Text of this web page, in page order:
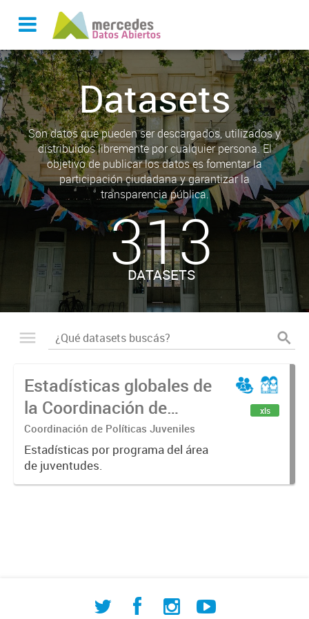
Datasets
Son datos que pueden ser descargados, utilizados y
distribuidos libremente por cualquier persona. El
objetivo de publicar los datos es fomentar la
participación ciudadana y garantizar la
transparencia pública.
313
DATASETS
Estadísticas globales de
la Coordinación de
Políticas Juveniles
Coordinación de Políticas Juveniles
Estadísticas por programa del área
de juventudes.
xls